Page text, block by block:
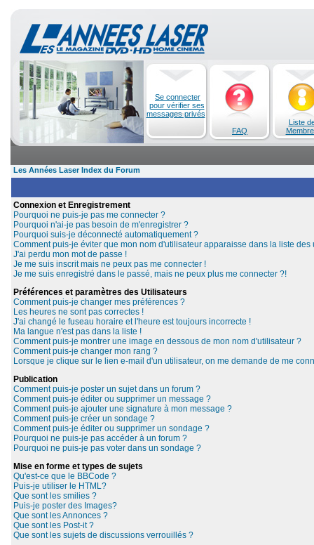
Se connecter
pour vérifier ses
messages privés
FAQ
Liste
Les Années Laser Index du Forum
Connexion et Enregistrement
Pourquoi ne puis-je pas me connecter ?
Pourquoi n'ai-je pas besoin de m'enregistrer ?
Pourquoi suis-je déconnecté automatiquement ?
Comment puis-je éviter que mon nom d'utilisateur apparaisse dans la liste
J'ai perdu mon mot de passe !
Je me suis inscrit mais ne peux pas me connecter !
Je me suis enregistré dans le passé, mais ne peux plus me connecter ?!
Préférences et paramètres des Utilisateurs
Comment puis-je changer mes préférences ?
Les heures ne sont pas correctes !
J'ai changé le fuseau horaire et l'heure est toujours incorrecte !
Ma langue n'est pas dans la liste !
Comment puis-je montrer une image en dessous de mon nom d'utilisateur ?
Comment puis-je changer mon rang ?
Lorsque je clique sur le lien e-mail d'un utilisateur, on me demande de me
Publication
Comment puis-je poster un sujet dans un forum ?
Comment puis-je éditer ou supprimer un message ?
Comment puis-je ajouter une signature à mon message ?
Comment puis-je créer un sondage ?
Comment puis-je éditer ou supprimer un sondage ?
Pourquoi ne puis-je pas accéder à un forum ?
Pourquoi ne puis-je pas voter dans un sondage ?
Mise en forme et types de sujets
Qu'est-ce que le BBCode ?
Puis-je utiliser le HTML?
Que sont les smilies ?
Puis-je poster des Images?
Que sont les Annonces ?
Que sont les Post-it ?
Que sont les sujets de discussions verrouillés ?